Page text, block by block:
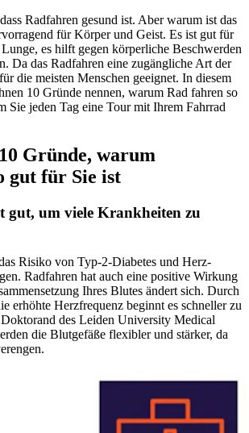
Radfahren gesund ist. Aber warum ist das
für Körper und Geist. Es ist gut für
es hilft gegen körperliche Beschwerden
Da das Radfahren eine zugängliche Art der
die meisten Menschen geeignet. In diesem
10 Gründe nennen, warum Rad fahren so
Sie jeden Tag eine Tour mit Ihrem Fahrrad
Gründe, warum
gut für Sie ist
gut, um viele Krankheiten zu
Risiko von Typ-2-Diabetes und Herz-
Radfahren hat auch eine positive Wirkung
Ihres Blutes ändert sich. Durch
erhöhte Herzfrequenz beginnt es schneller zu
des Leiden University Medical
die Blutgefäße flexibler und stärker, da